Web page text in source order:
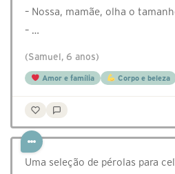
– Nossa, mamãe, olha o
– …
(Samuel, 6 anos)
Amor e família Corpo e beleza
Uma seleção de pérolas para